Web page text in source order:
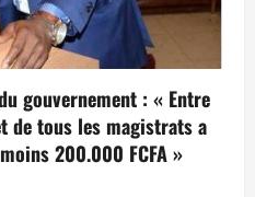
gouvernement : « Entre
de tous les magistrats a
200.000 FCFA »